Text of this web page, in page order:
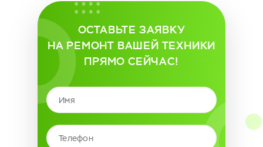
ОСТАВЬТЕ ЗАЯВКУ
НА РЕМОНТ ВАШЕЙ ТЕХНИКИ
ПРЯМО СЕЙЧАС!